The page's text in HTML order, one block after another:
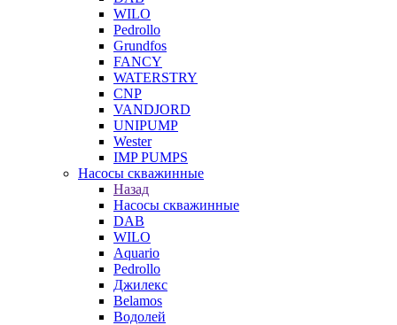
WILO
Pedrollo
Grundfos
FANCY
WATERSTRY
CNP
VANDJORD
UNIPUMP
Wester
IMP PUMPS
Насосы скважинные
Назад
Насосы скважинные
DAB
WILO
Aquario
Pedrollo
Джилекс
Belamos
Водолей